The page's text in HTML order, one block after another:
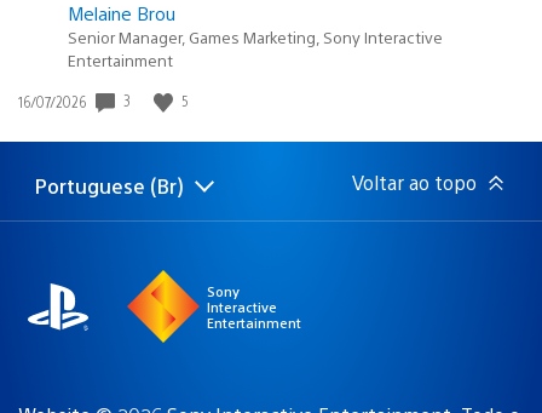
Melaine Brou
Senior Manager, Games Marketing, Sony Interactive
Entertainment
Data
publicação:
16/07/2026 3 5
Selecione
Região
Portuguese (Br) Voltar ao topo
Sony
Interactive
Entertainment